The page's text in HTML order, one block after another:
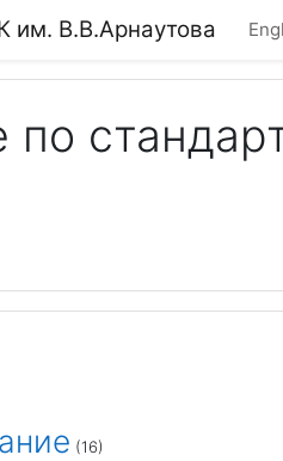
им. В.В.Арнаутова
по
(16)